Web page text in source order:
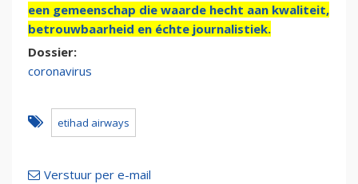
een gemeenschap die waarde hecht aan kwaliteit,
betrouwbaarheid en échte journalistiek.
Dossier:
coronavirus
etihad airways
Verstuur per e-mail